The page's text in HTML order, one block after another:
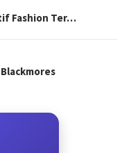
Fashion Ter…